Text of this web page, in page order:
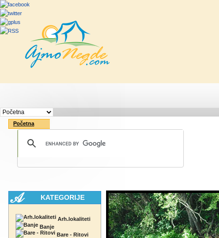
Početna
KATEGORIJE
Arh.lokaliteti
Banje
Bare - Ritovi